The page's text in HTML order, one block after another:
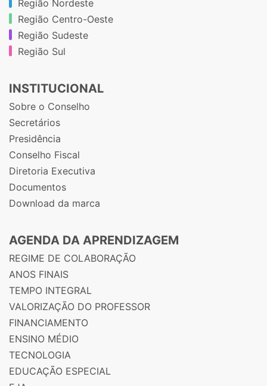
Região Nordeste
Região Centro-Oeste
Região Sudeste
Região Sul
INSTITUCIONAL
Sobre o Conselho
Secretários
Presidência
Conselho Fiscal
Diretoria Executiva
Documentos
Download da marca
AGENDA DA APRENDIZAGEM
REGIME DE COLABORAÇÃO
ANOS FINAIS
TEMPO INTEGRAL
VALORIZAÇÃO DO PROFESSOR
FINANCIAMENTO
ENSINO MÉDIO
TECNOLOGIA
EDUCAÇÃO ESPECIAL